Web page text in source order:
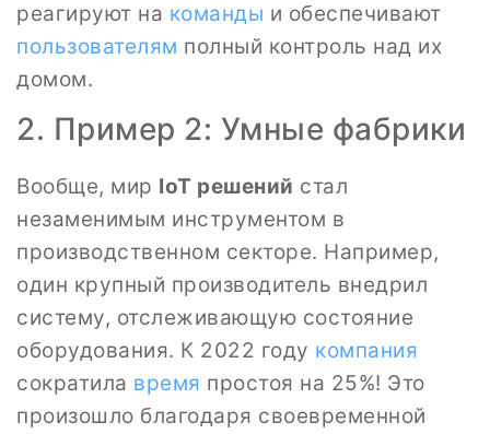
реагируют на команды и обеспечивают
пользователям полный контроль над их
домом.
2. Пример 2: Умные фабрики
Вообще, мир IoT решений стал
незаменимым инструментом в
производственном секторе. Например,
один крупный производитель внедрил
систему, отслеживающую состояние
оборудования. К 2022 году компания
сократила время простоя на 25%! Это
произошло благодаря своевременной